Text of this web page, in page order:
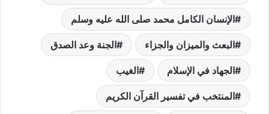
الإنسان الكامل محمد صلى الله عليه وسلم
البعث والميزان والجزاء الجنة وعد الصدق
الجهاد في الإسلام الغيب
المنتخب في تفسير القرآن الكريم